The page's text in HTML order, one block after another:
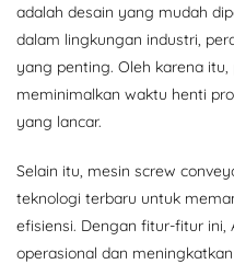
adalah desain yang mudah
dalam lingkungan industri,
yang penting. Oleh karena
meminimalkan waktu henti
yang lancar.
Selain itu, mesin screw
teknologi terbaru untuk
efisiensi. Dengan fitur-fitur
operasional dan